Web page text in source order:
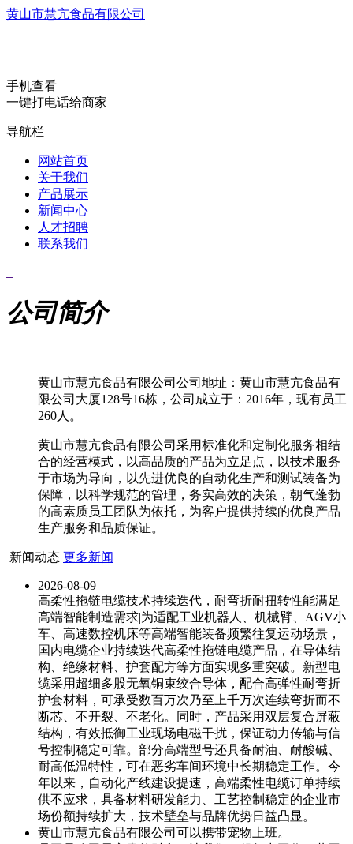
黄山市慧亢食品有限公司
手机查看
一键打电话给商家
导航栏
网站首页
关于我们
产品展示
新闻中心
人才招聘
联系我们
公司简介
黄山市慧亢食品有限公司公司地址：黄山市慧亢食品有
限公司大厦128号16栋，公司成立于：2016年，现有员工
260人。
黄山市慧亢食品有限公司采用标准化和定制化服务相结
合的经营模式，以高品质的产品为立足点，以技术服务
于市场为导向，以先进优良的自动化生产和测试装备为
保障，以科学规范的管理，务实高效的决策，朝气蓬勃
的高素质员工团队为依托，为客户提供持续的优良产品
生产服务和品质保证。
新闻动态 更多新闻
2026-08-09
高柔性拖链电缆技术持续迭代，耐弯折耐扭转性能满足
高端智能制造需求|为适配工业机器人、机械臂、AGV小
车、高速数控机床等高端智能装备频繁往复运动场景，
国内电缆企业持续迭代高柔性拖链电缆产品，在导体结
构、绝缘材料、护套配方等方面实现多重突破。新型电
缆采用超细多股无氧铜束绞合导体，配合高弹性耐弯折
护套材料，可承受数百万次乃至上千万次连续弯折而不
断芯、不开裂、不老化。同时，产品采用双层复合屏蔽
结构，有效抵御工业现场电磁干扰，保证动力传输与信
号控制稳定可靠。部分高端型号还具备耐油、耐酸碱、
耐高低温特性，可在恶劣车间环境中长期稳定工作。今
年以来，自动化产线建设提速，高端柔性电缆订单持续
供不应求，具备材料研发能力、工艺控制稳定的企业市
场份额持续扩大，技术壁垒与品牌优势日益凸显。
黄山市慧亢食品有限公司可以携带宠物上班。